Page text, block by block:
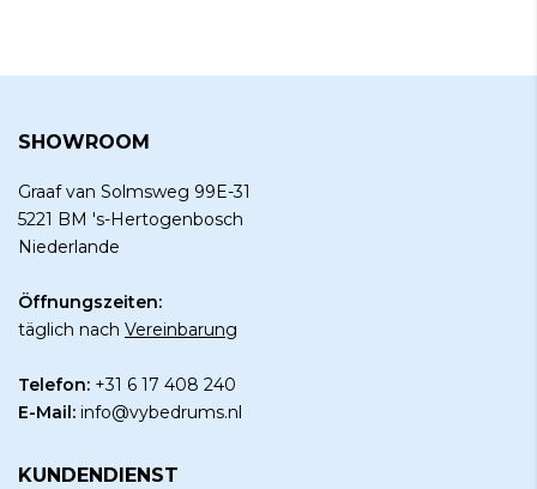
SHOWROOM
Graaf van Solmsweg 99E-31
5221 BM 's-Hertogenbosch
Niederlande
Öffnungszeiten:
täglich nach Vereinbarung
Telefon: +31 6 17 408 240
E-Mail: info@vybedrums.nl
KUNDENDIENST